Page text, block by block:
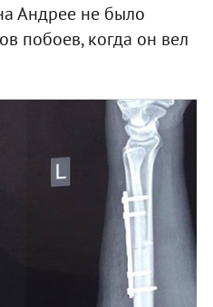
Андрее не было
побоев, когда он вел